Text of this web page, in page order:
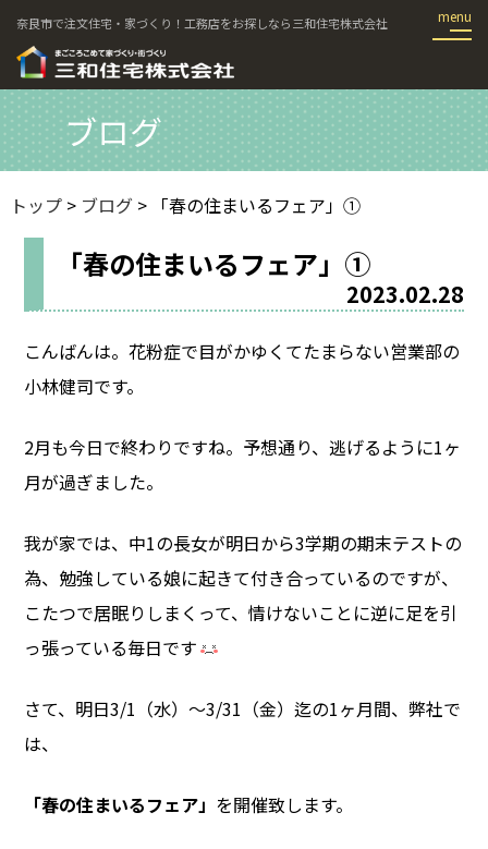
奈良市で注文住宅・家づくり！工務店をお探しなら三和住宅株式会社
ブログ
トップ> ブログ> 「春の住まいるフェア」①
「春の住まいるフェア」①
2023.02.28
こんばんは。花粉症で目がかゆくてたまらない営業部の
小林健司です。
2月も今日で終わりですね。予想通り、逃げるように1ヶ
月が過ぎました。
我が家では、中1の長女が明日から3学期の期末テストの
為、勉強している娘に起きて付き合っているのですが、
こたつで居眠りしまくって、情けないことに逆に足を引
っ張っている毎日です
さて、明日3/1（水）～3/31（金）迄の1ヶ月間、弊社で
は、
「春の住まいるフェア」 を開催致します。